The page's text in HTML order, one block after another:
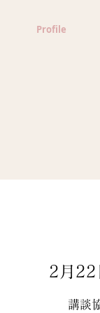
Profile
2月22
講談